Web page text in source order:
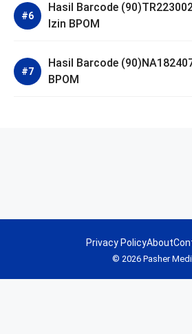
Hasil Barcode
Izin BPOM
Hasil Barcode
BPOM
© 2026 Pasher
Privacy PolicyAbout